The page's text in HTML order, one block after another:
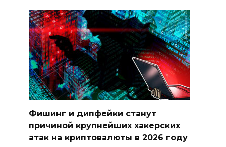
Фишинг и дипфейки станут
причиной крупнейших хакерских
атак на криптовалюты в 2026 году